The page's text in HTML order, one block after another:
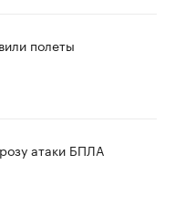
полеты
атаки БПЛА